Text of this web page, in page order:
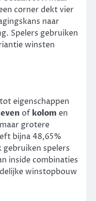
corner dekt vier
naar
Spelers gebruiken
winsten
eigenschappen
of kolom en
grotere
bijna 48,65%
gebruiken spelers
inside combinaties
winstopbouw